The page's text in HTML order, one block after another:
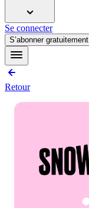
Se connecter
S’abonner gratuitement
Retour